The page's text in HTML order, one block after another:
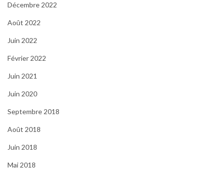
Décembre 2022
Août 2022
Juin 2022
Février 2022
Juin 2021
Juin 2020
Septembre 2018
Août 2018
Juin 2018
Mai 2018